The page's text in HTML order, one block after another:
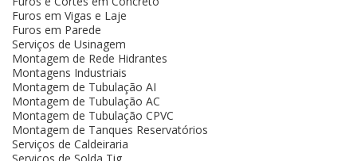
Furos em Vigas e Laje
Furos em Parede
Serviços de Usinagem
Montagem de Rede Hidrantes
Montagens Industriais
Montagem de Tubulação AI
Montagem de Tubulação AC
Montagem de Tubulação CPVC
Montagem de Tanques Reservatórios
Serviços de Caldeiraria
Serviços de Solda Tig